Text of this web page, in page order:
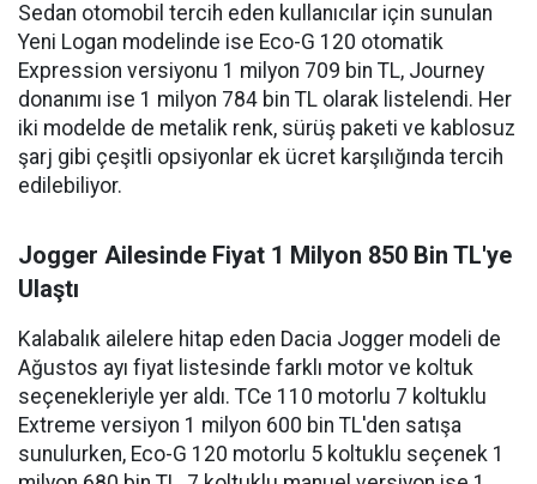
Sedan otomobil tercih eden kullanıcılar için sunulan
Yeni Logan modelinde ise Eco-G 120 otomatik
Expression versiyonu 1 milyon 709 bin TL, Journey
donanımı ise 1 milyon 784 bin TL olarak listelendi. Her
iki modelde de metalik renk, sürüş paketi ve kablosuz
şarj gibi çeşitli opsiyonlar ek ücret karşılığında tercih
edilebiliyor.
Jogger Ailesinde Fiyat 1 Milyon 850 Bin TL'ye
Ulaştı
Kalabalık ailelere hitap eden Dacia Jogger modeli de
Ağustos ayı fiyat listesinde farklı motor ve koltuk
seçenekleriyle yer aldı. TCe 110 motorlu 7 koltuklu
Extreme versiyon 1 milyon 600 bin TL'den satışa
sunulurken, Eco-G 120 motorlu 5 koltuklu seçenek 1